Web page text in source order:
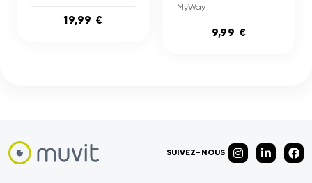
19,99 €
MyWay
9,99 €
SUIVEZ-NOUS